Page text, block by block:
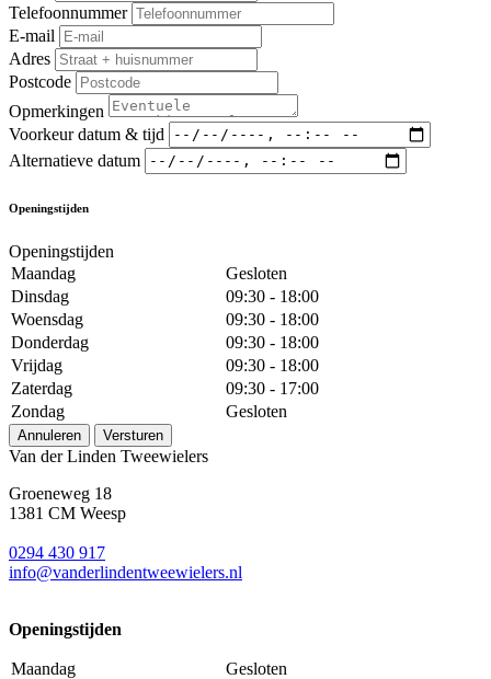
Telefoonnummer
E-mail
Adres
Postcode
Opmerkingen
Voorkeur datum & tijd
Alternatieve datum
Openingstijden
Openingstijden
Maandag
Gesloten
Dinsdag
09:30 - 18:00
Woensdag
09:30 - 18:00
Donderdag
09:30 - 18:00
Vrijdag
09:30 - 18:00
Zaterdag
09:30 - 17:00
Zondag
Gesloten
Annuleren Versturen
Van der Linden Tweewielers
Groeneweg 18
1381 CM Weesp
0294 430 917
info@vanderlindentweewielers.nl
Openingstijden
Maandag
Gesloten